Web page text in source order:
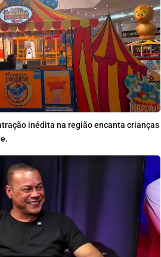
inédita na região encanta crianças